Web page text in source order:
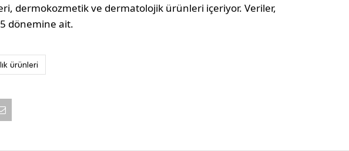
dermokozmetik ve dermatolojik ürünleri içeriyor. Veriler,
dönemine ait.
ürünleri